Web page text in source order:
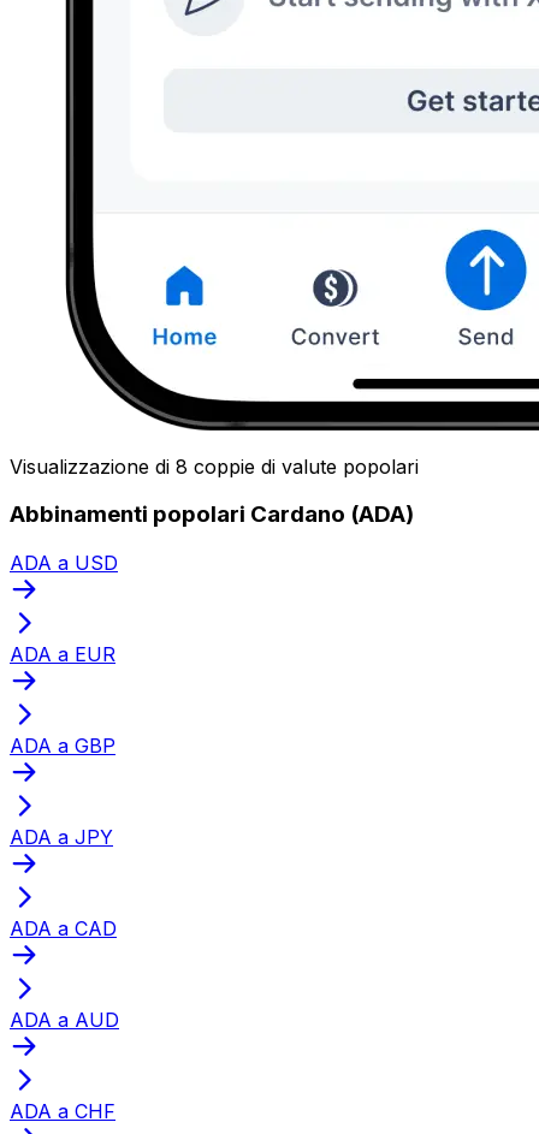
Visualizzazione di 8 coppie di valute popolari
Abbinamenti popolari Cardano (ADA)
ADA a USD
ADA a EUR
ADA a GBP
ADA a JPY
ADA a CAD
ADA a AUD
ADA a CHF